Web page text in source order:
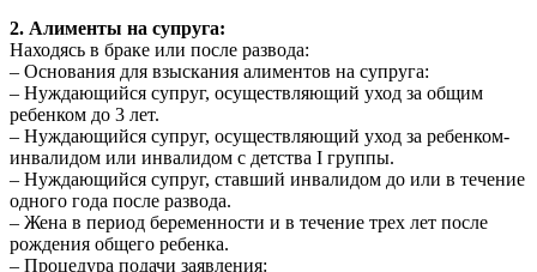
2. Алименты на супруга:
Находясь в браке или после развода:
– Основания для взыскания алиментов на супруга:
– Нуждающийся супруг, осуществляющий уход за общим
ребенком до 3 лет.
– Нуждающийся супруг, осуществляющий уход за ребенком-
инвалидом или инвалидом с детства I группы.
– Нуждающийся супруг, ставший инвалидом до или в течение
одного года после развода.
– Жена в период беременности и в течение трех лет после
рождения общего ребенка.
– Процедура подачи заявления: